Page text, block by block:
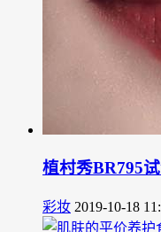
植村秀BR795
彩妆 2019-10-18